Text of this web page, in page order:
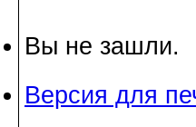
Вы не зашли.
Версия для